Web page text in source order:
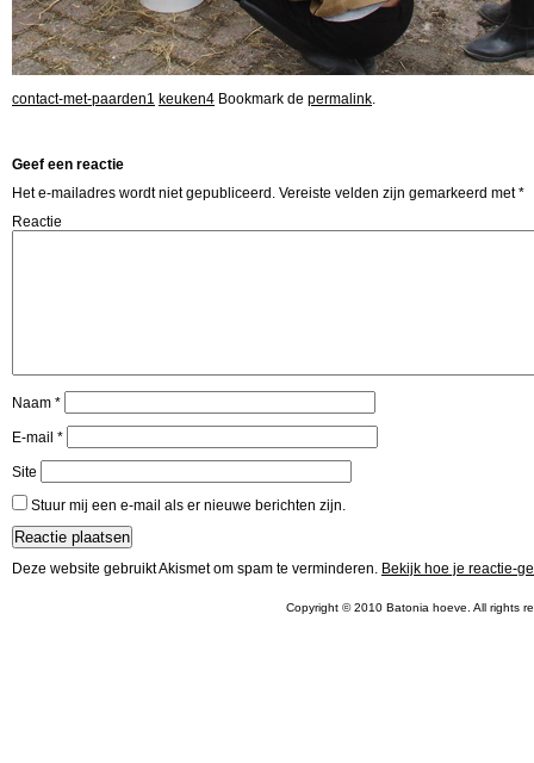
contact-met-paarden1 keuken4 Bookmark de permalink.
Geef een reactie
Het e-mailadres wordt niet gepubliceerd. Vereiste velden zijn gemarkeerd met*
Reactie
Naam *
E-mail *
Site
Stuur mij een e-mail als er nieuwe berichten zijn.
Deze website gebruikt Akismet om spam te verminderen. Bekijk hoe je reactie-
Copyright © 2010 Batonia hoeve. All rights